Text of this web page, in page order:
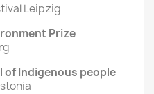
Leipzig
Prize
of Indigenous people